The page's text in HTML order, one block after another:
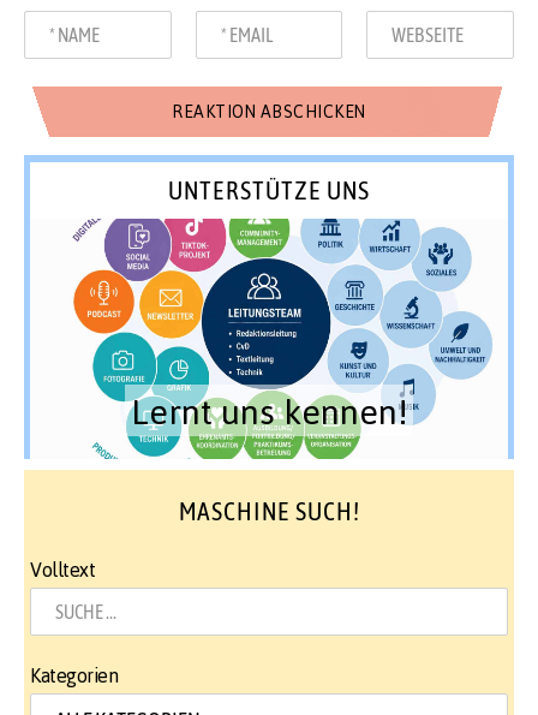
UNTERSTÜTZE UNS
Lernt uns kennen!
MASCHINE SUCH!
Volltext
Kategorien